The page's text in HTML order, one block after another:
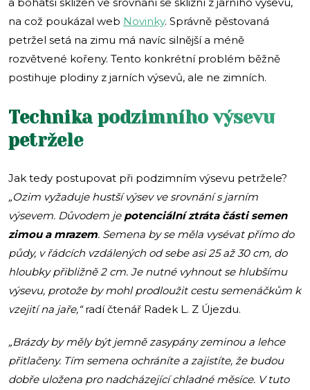
na což poukázal web Novinky. Správně pěstovaná
petržel setá na zimu má navíc silnější a méně
rozvětvené kořeny. Tento konkrétní problém běžně
postihuje plodiny z jarních výsevů, ale ne zimních.
Technika podzimního výsevu
petržele
Jak tedy postupovat při podzimním výsevu petržele?
„Ozim vyžaduje hustší výsev ve srovnání s jarním
výsevem. Důvodem je potenciální ztráta části semen
zimou a mrazem. Semena by se měla vysévat přímo do
půdy, v řádcích vzdálených od sebe asi 25 až 30 cm, do
hloubky přibližně 2 cm. Je nutné vyhnout se hlubšímu
výsevu, protože by mohl prodloužit cestu semenáčkům k
vzejití na jaře,“radí čtenář Radek L. Z Újezdu.
„Brázdy by měly být jemně zasypány zeminou a lehce
přitlačeny. Tím semena ochráníte a zajistíte, že budou
dobře uložena pro nadcházející chladné měsíce. V tuto